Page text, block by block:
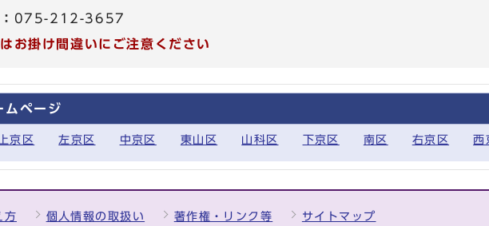
075-212-3657
お掛け間違いにご注意ください
ムページ
上京区 左京区 中京区 東山区 山科区 下京区 南区 右京区 西
方 個人情報の取扱い 著作権・リンク等 サイトマップ